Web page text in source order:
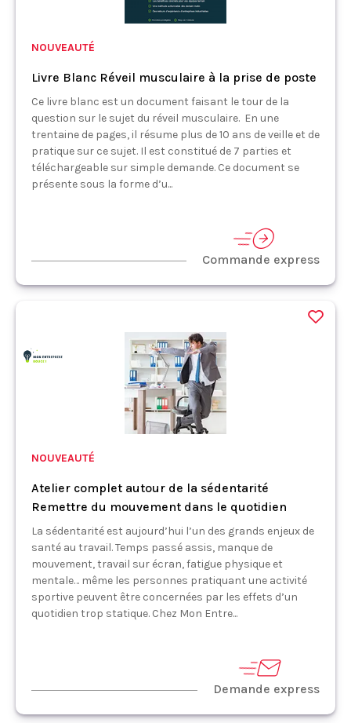
NOUVEAUTÉ
Livre Blanc Réveil musculaire à la prise de poste
Ce livre blanc est un document faisant le tour de la
question sur le sujet du réveil musculaire. En une
trentaine de pages, il résume plus de 10 ans de veille et de
pratique sur ce sujet. Il est constitué de 7 parties et
téléchargeable sur simple demande. Ce document se
présente sous la forme d’u...
Commande express
NOUVEAUTÉ
Atelier complet autour de la sédentarité
Remettre du mouvement dans le quotidien
La sédentarité est aujourd’hui l’un des grands enjeux de
santé au travail. Temps passé assis, manque de
mouvement, travail sur écran, fatigue physique et
mentale… même les personnes pratiquant une activité
sportive peuvent être concernées par les effets d’un
quotidien trop statique. Chez Mon Entre...
Demande express